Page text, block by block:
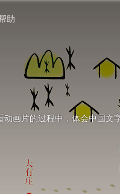
助
画片的过程中，体会中国文